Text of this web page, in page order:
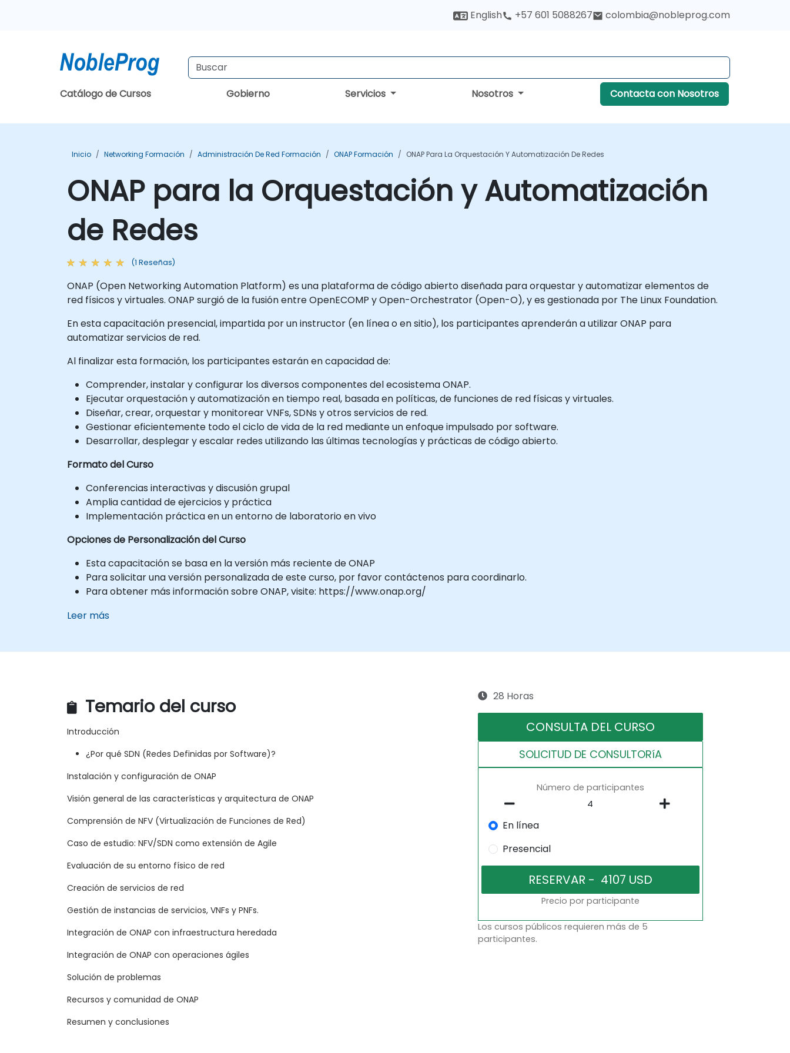
English +57 601 5088267 colombia@nobleprog.com
Catálogo de Cursos Gobierno Servicios Nosotros Contacta con Nosotros
Inicio Networking Formación Administración De Red Formación ONAP Formación ONAP Para La Orquestación Y Automatización De Redes
ONAP para la Orquestación y Automatización
de Redes
(1 Reseñas)
ONAP (Open Networking Automation Platform) es una plataforma de código abierto diseñada para orquestar y automatizar elementos de
red físicos y virtuales. ONAP surgió de la fusión entre OpenECOMP y Open-Orchestrator (Open-O), y es gestionada por The Linux Foundation.
En esta capacitación presencial, impartida por un instructor (en línea o en sitio), los participantes aprenderán a utilizar ONAP para
automatizar servicios de red.
Al finalizar esta formación, los participantes estarán en capacidad de:
Comprender, instalar y configurar los diversos componentes del ecosistema ONAP.
Ejecutar orquestación y automatización en tiempo real, basada en políticas, de funciones de red físicas y virtuales.
Diseñar, crear, orquestar y monitorear VNFs, SDNs y otros servicios de red.
Gestionar eficientemente todo el ciclo de vida de la red mediante un enfoque impulsado por software.
Desarrollar, desplegar y escalar redes utilizando las últimas tecnologías y prácticas de código abierto.
Formato del Curso
Conferencias interactivas y discusión grupal
Amplia cantidad de ejercicios y práctica
Implementación práctica en un entorno de laboratorio en vivo
Opciones de Personalización del Curso
Esta capacitación se basa en la versión más reciente de ONAP
Para solicitar una versión personalizada de este curso, por favor contáctenos para coordinarlo.
Para obtener más información sobre ONAP, visite: https://www.onap.org/
Leer más
Temario del curso
Introducción
¿Por qué SDN (Redes Definidas por Software)?
Instalación y configuración de ONAP
Visión general de las características y arquitectura de ONAP
Comprensión de NFV (Virtualización de Funciones de Red)
Caso de estudio: NFV/SDN como extensión de Agile
Evaluación de su entorno físico de red
Creación de servicios de red
Gestión de instancias de servicios, VNFs y PNFs.
Integración de ONAP con infraestructura heredada
Integración de ONAP con operaciones ágiles
Solución de problemas
Recursos y comunidad de ONAP
Resumen y conclusiones
28 Horas
CONSULTA DEL CURSO
SOLICITUD DE CONSULTORíA
Número de participantes
En línea
Presencial
Precio por participante
Los cursos públicos requieren más de 5
participantes.